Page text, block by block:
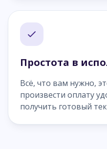
Простота в
Всё, что вам нужно,
произвести оплату
получить готовый